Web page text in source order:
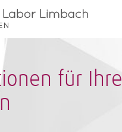
für Ihre